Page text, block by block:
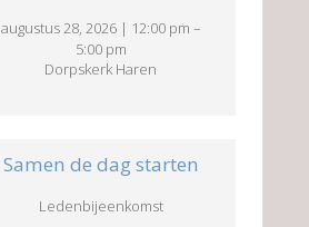
augustus 28, 2026 | 12:00 pm –
5:00 pm
Dorpskerk Haren
Samen de dag starten
Ledenbijeenkomst